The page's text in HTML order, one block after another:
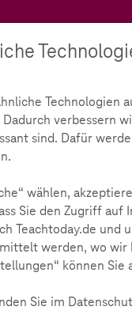
Bildungsnotiz im
Technologien
verbessern
sind. Dafür
wählen,
Sie den Zugriff
Teachtoday.de und
werden, wo
können
Sie im